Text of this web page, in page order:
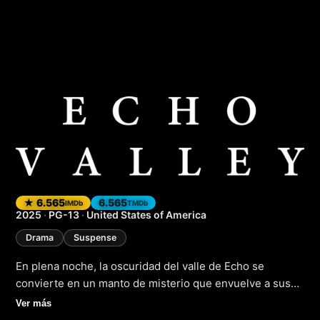
Echo Valley
★ 6.565IMDb 6.565TMDb
2025 · PG-13 · United States of America
Drama Suspense
En plena noche, la oscuridad del valle de Echo se
convierte en un manto de misterio que envuelve a sus
habitantes. Es allí donde la vida de una joven mujer
Ver más